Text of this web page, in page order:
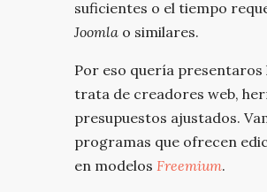
suficientes o el tiempo
Joomla o similares.
Por eso quería
trata de creadores web,
presupuestos ajustados.
programas que ofrecen
en modelos Freemium.